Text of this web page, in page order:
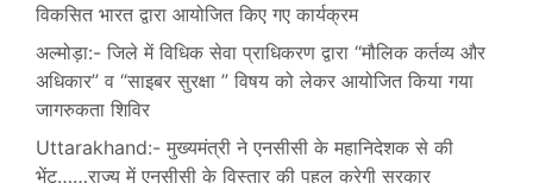
विकसित भारत द्वारा आयोजित किए गए कार्यक्रम
अल्मोड़ा:- जिले में विधिक सेवा प्राधिकरण द्वारा “मौलिक कर्तव्य और
अधिकार” व “साइबर सुरक्षा ” विषय को लेकर आयोजित किया गया
जागरुकता शिविर
Uttarakhand:- मुख्यमंत्री ने एनसीसी के महानिदेशक से की
भेंट……राज्य में एनसीसी के विस्तार की पहल करेगी सरकार